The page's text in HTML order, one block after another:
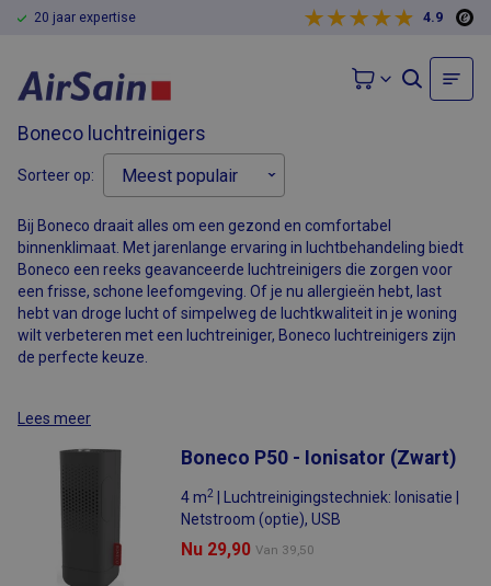
20 jaar expertise 4.9
Boneco luchtreinigers
Sorteer op:
Bij Boneco draait alles om een gezond en comfortabel
binnenklimaat. Met jarenlange ervaring in luchtbehandeling biedt
Boneco een reeks geavanceerde luchtreinigers die zorgen voor
een frisse, schone leefomgeving. Of je nu allergieën hebt, last
hebt van droge lucht of simpelweg de luchtkwaliteit in je woning
wilt verbeteren met een luchtreiniger, Boneco luchtreinigers zijn
de perfecte keuze.
Lees meer
Boneco P50 - Ionisator (Zwart)
4 m2
| Luchtreinigingstechniek: Ionisatie |
Netstroom (optie), USB
Nu 29,90 Van 39,50